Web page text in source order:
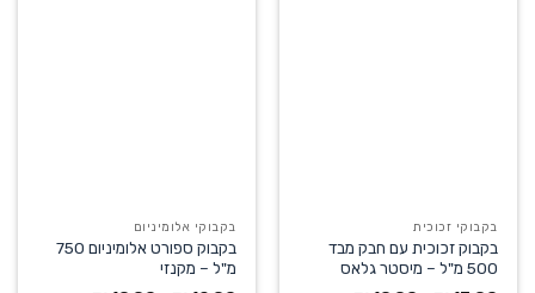
בקבוקי זכוכית
בקבוק זכוכית עם חבק מבד
500 מ"ל – מיסטר גלאס
בקבוקי אלומיניום
בקבוק ספורט אלומיניום 750
מ"ל – מקנזי